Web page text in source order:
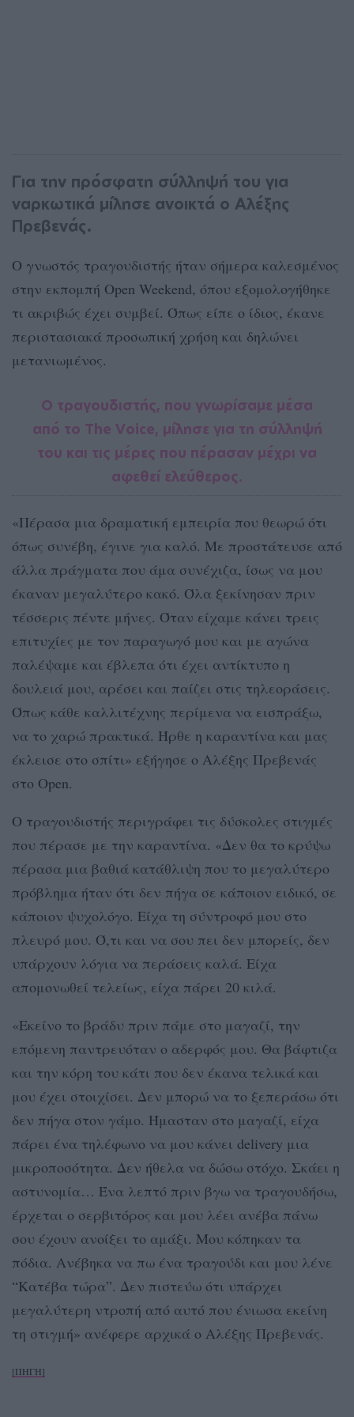
Για την πρόσφατη σύλληψή του για
ναρκωτικά μίλησε ανοικτά ο Αλέξης
Πρεβενάς.
Ο γνωστός τραγουδιστής ήταν σήμερα καλεσμένος
στην εκπομπή Open Weekend, όπου εξομολογήθηκε
τι ακριβώς έχει συμβεί. Όπως είπε ο ίδιος, έκανε
περιστασιακά προσωπική χρήση και δηλώνει
μετανιωμένος.
Ο τραγουδιστής, που γνωρίσαμε μέσα
από το The Voice, μίλησε για τη σύλληψή
του και τις μέρες που πέρασαν μέχρι να
αφεθεί ελεύθερος.
«Πέρασα μια δραματική εμπειρία που θεωρώ ότι
όπως συνέβη, έγινε για καλό. Με προστάτευσε από
άλλα πράγματα που άμα συνέχιζα, ίσως να μου
έκαναν μεγαλύτερο κακό. Όλα ξεκίνησαν πριν
τέσσερις πέντε μήνες. Όταν είχαμε κάνει τρεις
επιτυχίες με τον παραγωγό μου και με αγώνα
παλέψαμε και έβλεπα ότι έχει αντίκτυπο η
δουλειά μου, αρέσει και παίζει στις τηλεοράσεις.
Όπως κάθε καλλιτέχνης περίμενα να εισπράξω,
να το χαρώ πρακτικά. Ήρθε η καραντίνα και μας
έκλεισε στο σπίτι» εξήγησε ο Αλέξης Πρεβενάς
στο Open.
Ο τραγουδιστής περιγράφει τις δύσκολες στιγμές
που πέρασε με την καραντίνα. «Δεν θα το κρύψω
πέρασα μια βαθιά κατάθλιψη που το μεγαλύτερο
πρόβλημα ήταν ότι δεν πήγα σε κάποιον ειδικό, σε
κάποιον ψυχολόγο. Είχα τη σύντροφό μου στο
πλευρό μου. Ό,τι και να σου πει δεν μπορείς, δεν
υπάρχουν λόγια να περάσεις καλά. Είχα
απομονωθεί τελείως, είχα πάρει 20 κιλά.
«Εκείνο το βράδυ πριν πάμε στο μαγαζί, την
επόμενη παντρευόταν ο αδερφός μου. Θα βάφτιζα
και την κόρη του κάτι που δεν έκανα τελικά και
μου έχει στοιχίσει. Δεν μπορώ να το ξεπεράσω ότι
δεν πήγα στον γάμο. Ήμασταν στο μαγαζί, είχα
πάρει ένα τηλέφωνο να μου κάνει delivery μια
μικροποσότητα. Δεν ήθελα να δώσω στόχο. Σκάει η
αστυνομία… Ένα λεπτό πριν βγω να τραγουδήσω,
έρχεται ο σερβιτόρος και μου λέει ανέβα πάνω
σου έχουν ανοίξει το αμάξι. Μου κόπηκαν τα
πόδια. Ανέβηκα να πω ένα τραγούδι και μου λένε
“Κατέβα τώρα”. Δεν πιστεύω ότι υπάρχει
μεγαλύτερη ντροπή από αυτό που ένιωσα εκείνη
τη στιγμή» ανέφερε αρχικά ο Αλέξης Πρεβενάς.
[ΠΗΓΗ]